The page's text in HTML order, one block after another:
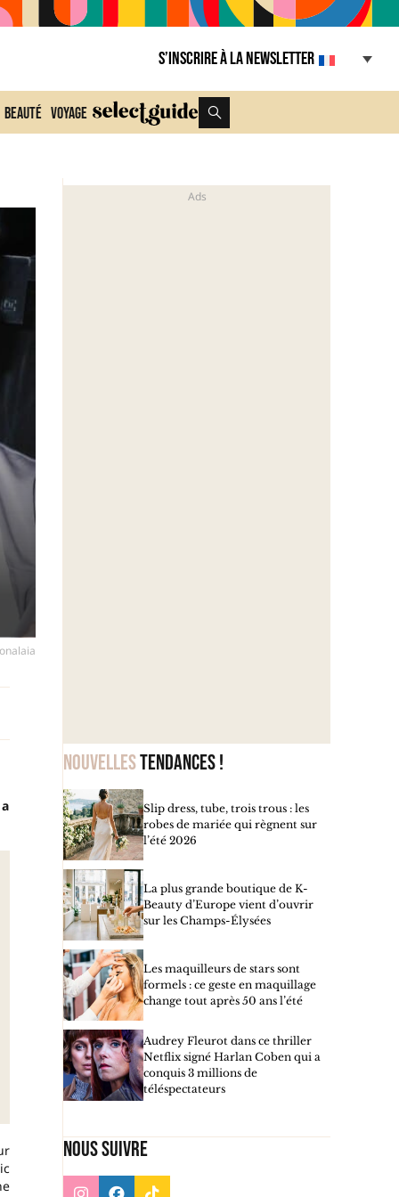
S’inscrire à la Newsletter
Beauté Voyage
Nouvellestendances !
Slip dress, tube, trois trous : les
robes de mariée qui règnent sur
l’été 2026
La plus grande boutique de K-
Beauty d’Europe vient d’ouvrir
sur les Champs-Élysées
Les maquilleurs de stars sont
formels : ce geste en maquillage
change tout après 50 ans l’été
Audrey Fleurot dans ce thriller
Netflix signé Harlan Coben qui a
conquis 3 millions de
téléspectateurs
Nous suivre